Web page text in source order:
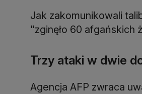
Jak zakomunikowali
"zginęło 60 afgańskich
Trzy ataki w dwie
Agencja AFP zwraca